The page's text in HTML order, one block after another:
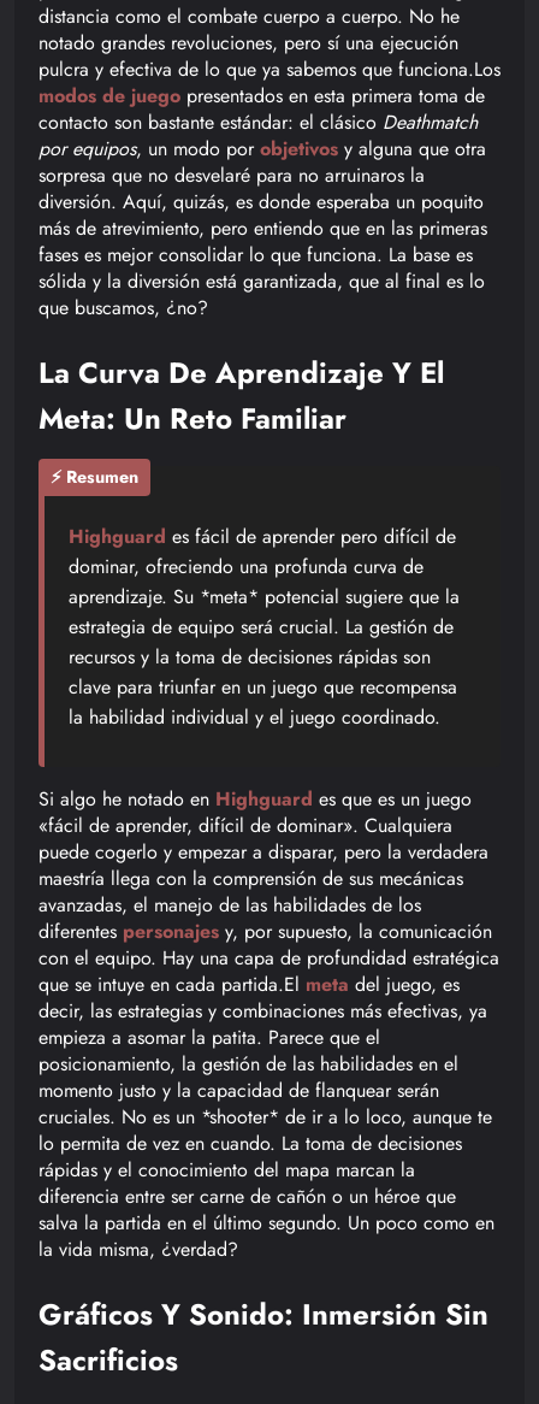
distancia como el combate cuerpo a cuerpo. No he
notado grandes revoluciones, pero sí una ejecución
pulcra y efectiva de lo que ya sabemos que funciona.Los
modos de juego presentados en esta primera toma de
contacto son bastante estándar: el clásico Deathmatch
por equipos, un modo porobjetivos y alguna que otra
sorpresa que no desvelaré para no arruinaros la
diversión. Aquí, quizás, es donde esperaba un poquito
más de atrevimiento, pero entiendo que en las primeras
fases es mejor consolidar lo que funciona. La base es
sólida y la diversión está garantizada, que al final es lo
que buscamos, ¿no?
La Curva De Aprendizaje Y El
Meta: Un Reto Familiar
⚡ Resumen
Highguard es fácil de aprender pero difícil de
dominar, ofreciendo una profunda curva de
aprendizaje. Su *meta* potencial sugiere que la
estrategia de equipo será crucial. La gestión de
recursos y la toma de decisiones rápidas son
clave para triunfar en un juego que recompensa
la habilidad individual y el juego coordinado.
Si algo he notado en Highguard es que es un juego
«fácil de aprender, difícil de dominar». Cualquiera
puede cogerlo y empezar a disparar, pero la verdadera
maestría llega con la comprensión de sus mecánicas
avanzadas, el manejo de las habilidades de los
diferentes personajes y, por supuesto, la comunicación
con el equipo. Hay una capa de profundidad estratégica
que se intuye en cada partida.El meta del juego, es
decir, las estrategias y combinaciones más efectivas, ya
empieza a asomar la patita. Parece que el
posicionamiento, la gestión de las habilidades en el
momento justo y la capacidad de flanquear serán
cruciales. No es un *shooter* de ir a lo loco, aunque te
lo permita de vez en cuando. La toma de decisiones
rápidas y el conocimiento del mapa marcan la
diferencia entre ser carne de cañón o un héroe que
salva la partida en el último segundo. Un poco como en
la vida misma, ¿verdad?
Gráficos Y Sonido: Inmersión Sin
Sacrificios